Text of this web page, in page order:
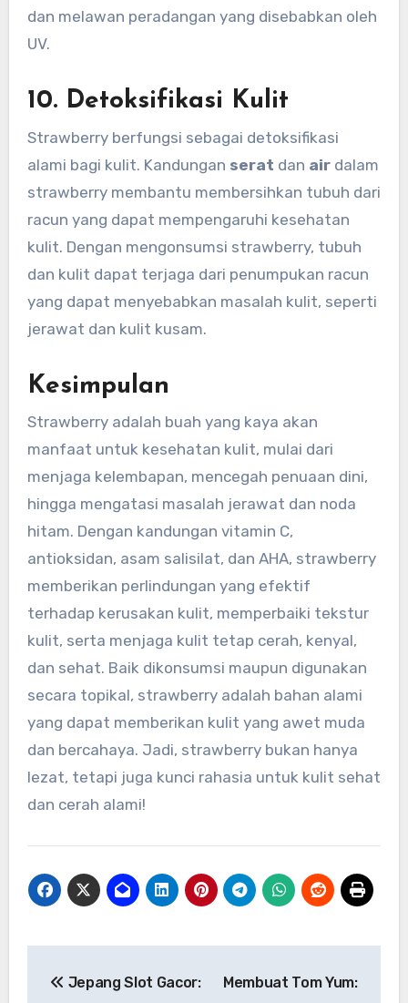
dan melawan peradangan yang disebabkan oleh
UV.
10. Detoksifikasi Kulit
Strawberry berfungsi sebagai detoksifikasi
alami bagi kulit. Kandungan serat dan airdalam
strawberry membantu membersihkan tubuh dari
racun yang dapat mempengaruhi kesehatan
kulit. Dengan mengonsumsi strawberry, tubuh
dan kulit dapat terjaga dari penumpukan racun
yang dapat menyebabkan masalah kulit, seperti
jerawat dan kulit kusam.
Kesimpulan
Strawberry adalah buah yang kaya akan
manfaat untuk kesehatan kulit, mulai dari
menjaga kelembapan, mencegah penuaan dini,
hingga mengatasi masalah jerawat dan noda
hitam. Dengan kandungan vitamin C,
antioksidan, asam salisilat, dan AHA, strawberry
memberikan perlindungan yang efektif
terhadap kerusakan kulit, memperbaiki tekstur
kulit, serta menjaga kulit tetap cerah, kenyal,
dan sehat. Baik dikonsumsi maupun digunakan
secara topikal, strawberry adalah bahan alami
yang dapat memberikan kulit yang awet muda
dan bercahaya. Jadi, strawberry bukan hanya
lezat, tetapi juga kunci rahasia untuk kulit sehat
dan cerah alami!
Jepang Slot Gacor:
Membuat Tom Yum: